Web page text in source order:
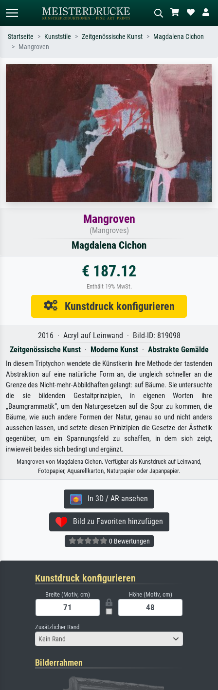
Suchen Sie nach Künstlern, Werktiteln
oder Stilen – z.B. Monet,
Sternennacht, Impressionismus, Welle
Beschreiben Sie die Szene – z.B. Grüne
Wiese, Abstrakt mit viel Rot, Dunkles
Ölgemälde, Stehender Akt neben einem
Baum.
Startseite Kunststile Zeitgenössische Kunst
Magdalena Cichon
Mangroven
Mangroven
(Mangroves)
Magdalena Cichon
€ 187.12
Enthält 19% MwSt.
Kunstdruck konfigurieren
2016 · Acryl auf Leinwand · Bild-ID: 819098
Zeitgenössische Kunst· Moderne Kunst· Abstrakte Gemälde
In diesem Triptychon wendete die Künstkerin ihre Methode der tastenden
Abstraktion auf eine natürliche Form an, die ungleich schneller an die
Grenze des Nicht-mehr-Abbildhaften gelangt: auf Bäume. Sie untersuchte
die sie bildenden Gestaltprinzipien, in eigenen Worten ihre
„Baumgrammatik“, um den Naturgesetzen auf die Spur zu kommen, die
Bäume, wie auch andere Formen der Natur, genau so und nicht anders
aussehen lassen, und setzte diesen Prinizipien die Gesetze der Ästhetik
gegenüber, um ein Spannungsfeld zu schaffen, in dem sich zeigt,
inwieweit beides sich bedingt und ergänzt.
Mangroven von Magdalena Cichon. Verfügbar als Kunstdruck auf Leinwand,
Fotopapier, Aquarellkarton, Naturpapier oder Japanpapier.
In 3D / AR ansehen
Bild zu Favoriten hinzufügen
0 Bewertungen
Kunstdruck konfigurieren
Breite (Motiv, cm) Höhe (Motiv, cm)
Zusätzlicher Rand
Kein Rand
Bilderrahmen